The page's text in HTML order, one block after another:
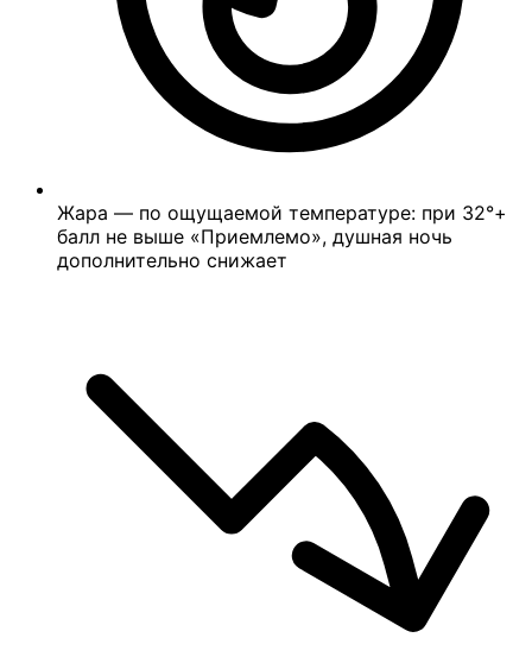
Жара — по ощущаемой температуре: при 32°+
балл не выше «Приемлемо», душная ночь
дополнительно снижает